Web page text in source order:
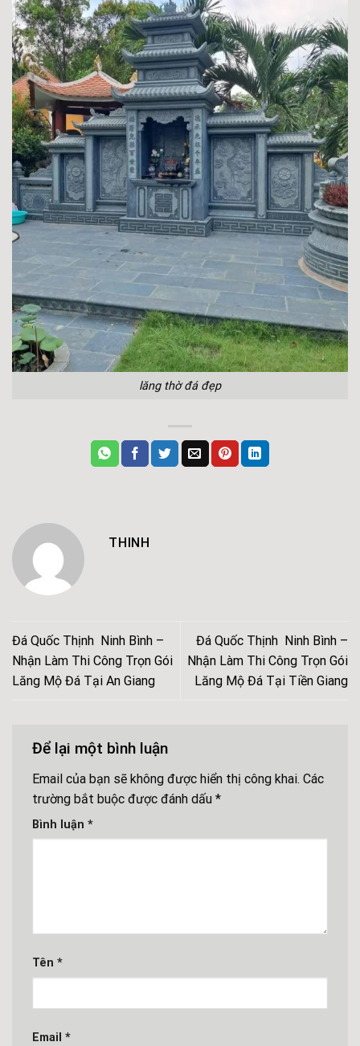
lăng thờ đá đẹp
THINH
Đá Quốc Thịnh Ninh Bình –
Nhận Làm Thi Công Trọn Gói
Lăng Mộ Đá Tại An Giang
Đá Quốc Thịnh Ninh Bình –
Nhận Làm Thi Công Trọn Gói
Lăng Mộ Đá Tại Tiền Giang
Để lại một bình luận
Email của bạn sẽ không được hiển thị công khai. Các
trường bắt buộc được đánh dấu *
Bình luận *
Tên *
Email *